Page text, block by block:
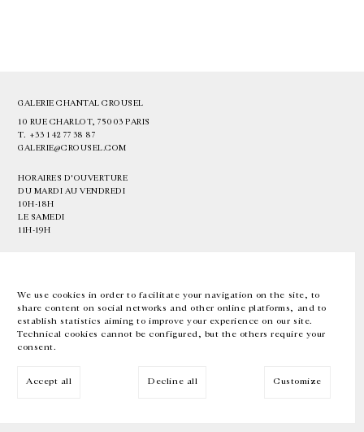
We use cookies in order to facilitate your navigation on the site, to
share content on social networks and other online platforms, and to
establish statistics aiming to improve your experience on our site.
Technical cookies cannot be configured, but the others require your
consent.
Accept all Decline all Customize
GALERIE CHANTAL CROUSEL
10 RUE CHARLOT, 75003 PARIS
T. +33 1 42 77 38 87
GALERIE@CROUSEL.COM
HORAIRES D'OUVERTURE
DU MARDI AU VENDREDI
10H-18H
LE SAMEDI
11H-19H
EN FR 中文 Facebook Instagram
Inscrivez-vous à notre newsletter